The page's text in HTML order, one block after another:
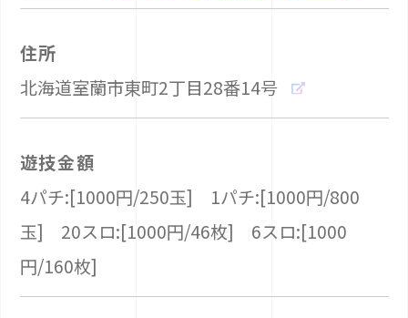
住所
北海道室蘭市東町2丁目28番14号
遊技金額
4パチ:[1000円/250玉] 1パチ:[1000円/800
玉] 20スロ:[1000円/46枚] 6スロ:[1000
円/160枚]